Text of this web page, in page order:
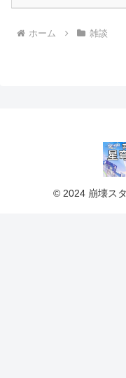
ホーム 雑談
© 2024 崩壊ス